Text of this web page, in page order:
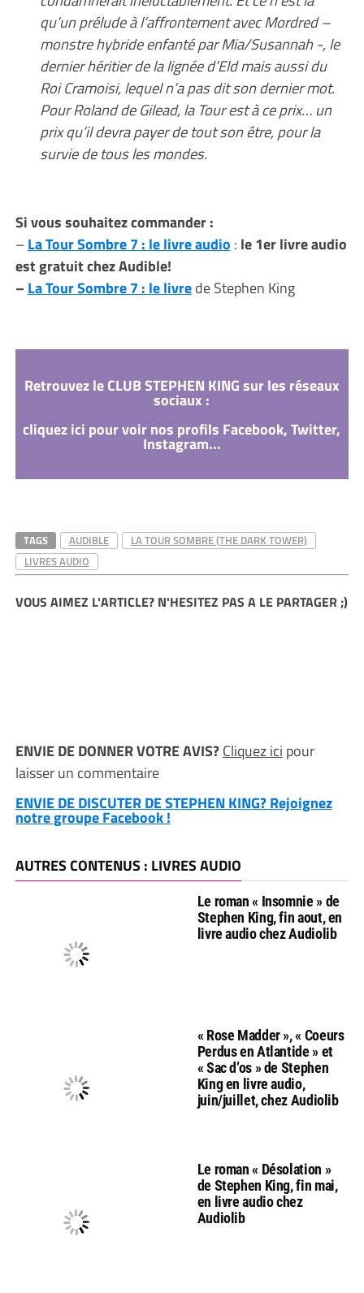
qu’un prélude à l’affrontement avec Mordred –
monstre hybride enfanté par Mia/Susannah -, le
dernier héritier de la lignée d’Eld mais aussi du
Roi Cramoisi, lequel n’a pas dit son dernier mot.
Pour Roland de Gilead, la Tour est à ce prix… un
prix qu’il devra payer de tout son être, pour la
survie de tous les mondes.
Si vous souhaitez commander :
–La Tour Sombre 7 : le livre audio : le 1er livre audio
est gratuit chez Audible!
– La Tour Sombre 7 : le livrede Stephen King
Retrouvez le CLUB STEPHEN KING sur les réseaux
sociaux :
cliquez ici pour voir nos profils Facebook, Twitter,
Instagram...
TAGS AUDIBLE
LA TOUR SOMBRE (THE DARK TOWER)
LIVRES AUDIO
VOUS AIMEZ L'ARTICLE? N'HESITEZ PAS A LE PARTAGER ;)
ENVIE DE DONNER VOTRE AVIS?Cliquez ici pour
laisser un commentaire
ENVIE DE DISCUTER DE STEPHEN KING? Rejoignez
notre groupe Facebook !
AUTRES CONTENUS : LIVRES AUDIO
Le roman « Insomnie » de
Stephen King, fin aout, en
livre audio chez Audiolib
« Rose Madder », « Coeurs
Perdus en Atlantide » et
« Sac d’os » de Stephen
King en livre audio,
juin/juillet, chez Audiolib
Le roman « Désolation »
de Stephen King, fin mai,
en livre audio chez
Audiolib